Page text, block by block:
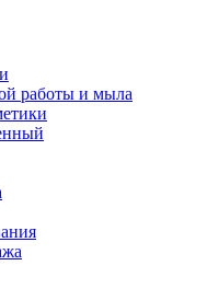
работы и мыла